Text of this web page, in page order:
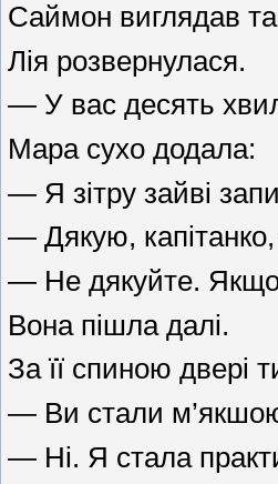
Саймон виглядав
Лія розвернулася.
— У вас десять
Мара сухо додала:
— Я зітру зайві
— Дякую,
— Не дякуйте. Якщо
Вона пішла далі.
За її спиною двері
— Ви стали
— Ні. Я стала